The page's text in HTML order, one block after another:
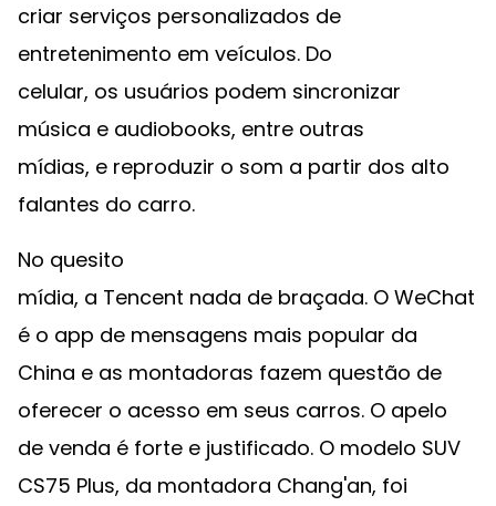
criar serviços personalizados de
entretenimento em veículos. Do
celular, os usuários podem sincronizar
música e audiobooks, entre outras
mídias, e reproduzir o som a partir dos alto
falantes do carro.
No quesito
mídia, a Tencent nada de braçada. O WeChat
é o app de mensagens mais popular da
China e as montadoras fazem questão de
oferecer o acesso em seus carros. O apelo
de venda é forte e justificado. O modelo SUV
CS75 Plus, da montadora Chang'an, foi